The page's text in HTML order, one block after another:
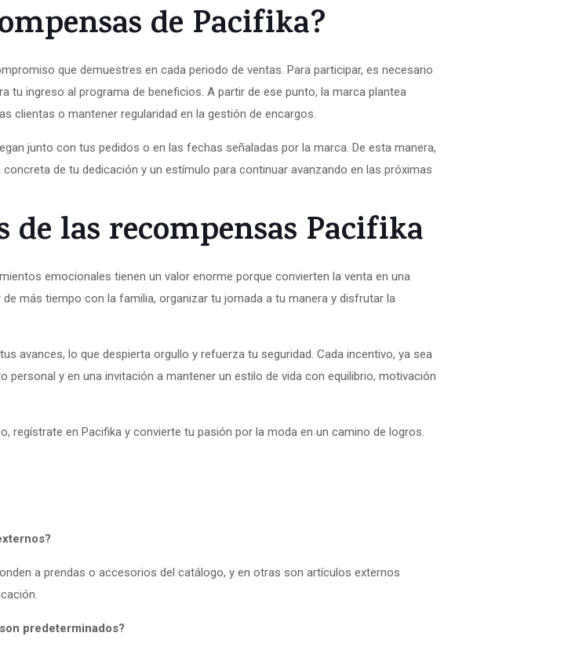
de Pacifika?
que demuestres en cada periodo de ventas. Para participar, es necesario
tu ingreso al programa de beneficios. A partir de ese punto, la marca plantea
clientas o mantener regularidad en la gestión de encargos.
junto con tus pedidos o en las fechas señaladas por la marca. De esta manera,
de tu dedicación y un estímulo para continuar avanzando en las próximas
de las recompensas Pacifika
emocionales tienen un valor enorme porque convierten la venta en una
más tiempo con la familia, organizar tu jornada a tu manera y disfrutar la
avances, lo que despierta orgullo y refuerza tu seguridad. Cada incentivo, ya sea
y en una invitación a mantener un estilo de vida con equilibrio, motivación
regístrate en Pacifika y convierte tu pasión por la moda en un camino de logros.
a prendas o accesorios del catálogo, y en otras son artículos externos
predeterminados?